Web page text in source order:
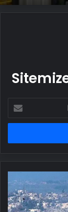
posta
adresinizi
kritik
gün!
Gazze